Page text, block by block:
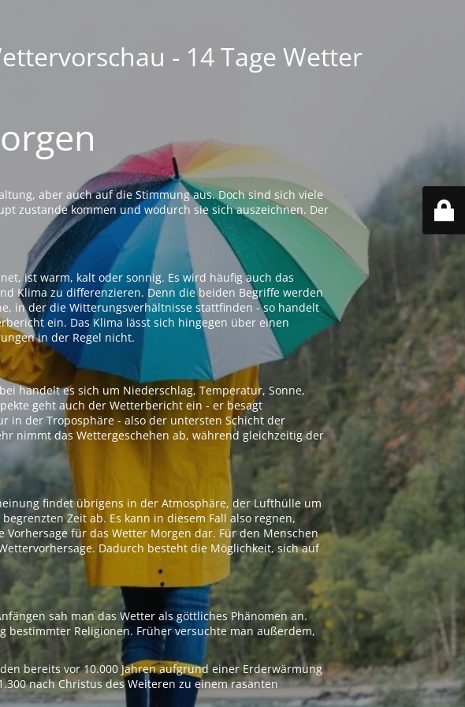
- 14 Tage Wetter
aber auch auf die Stimmung aus. Doch sind sich viele
zustande kommen und wodurch sie sich auszeichnen. Der
ist warm, kalt oder sonnig. Es wird häufig auch das
Klima zu differenzieren. Denn die beiden Begriffe werden
in der die Witterungsverhältnisse stattfinden - so handelt
ein. Das Klima lässt sich hingegen über einen
in der Regel nicht.
handelt es sich um Niederschlag, Temperatur, Sonne,
geht auch der Wetterbericht ein - er besagt
in der Troposphäre - also der untersten Schicht der
nimmt das Wettergeschehen ab, während gleichzeitig der
findet übrigens in der Atmosphäre, der Lufthülle um
Zeit ab. Es kann in diesem Fall also regnen,
für das Wetter Morgen dar. Für den Menschen
Dadurch besteht die Möglichkeit, sich auf
sah man das Wetter als göttliches Phänomen an.
Religionen. Früher versuchte man außerdem,
bereits vor 10.000 Jahren aufgrund einer Erderwärmung
nach Christus des Weiteren zu einem rasanten